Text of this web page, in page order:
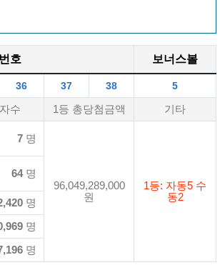
호 보너스볼
36 37 38 5
수 1등 총당첨금액 기타
7 명
96,049,289,000
원
1등: 자동5 수
동2
64명
명
명
명